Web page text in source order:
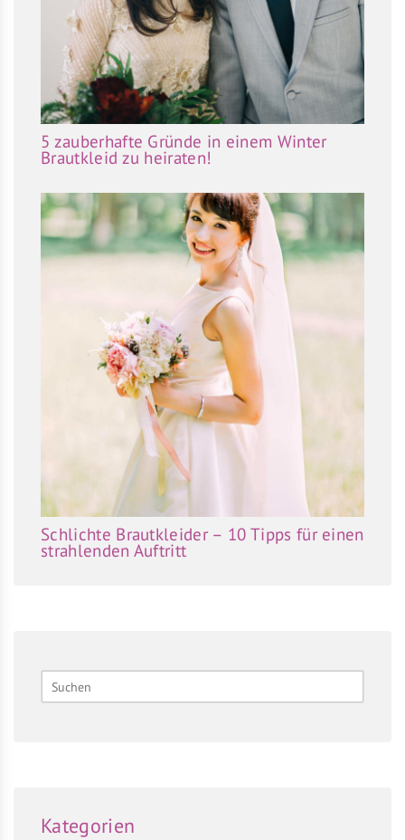
5 zauberhafte Gründe in einem Winter
Brautkleid zu heiraten!
Schlichte Brautkleider – 10 Tipps für einen
strahlenden Auftritt
Kategorien